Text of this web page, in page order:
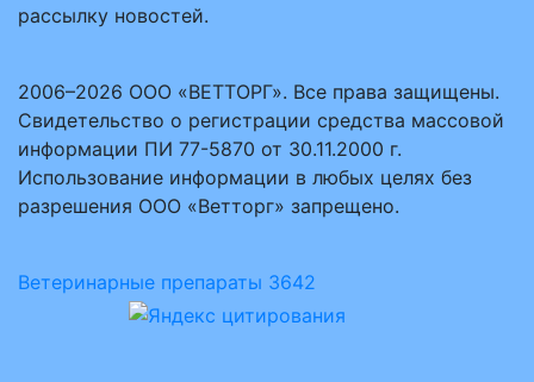
рассылку новостей.
2006–2026 ООО «ВЕТТОРГ». Все права защищены.
Свидетельство о регистрации средства массовой
информации ПИ 77-5870 от 30.11.2000 г.
Использование информации в любых целях без
разрешения ООО «Ветторг» запрещено.
Ветеринарные препараты 3642